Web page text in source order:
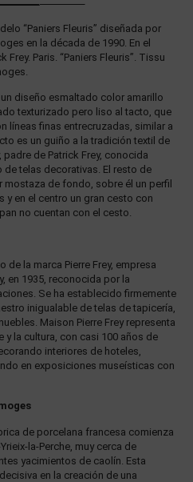
“Paniers Fleuris” diseñada por
en la década de 1990. En el
Frey. Paris. “Paniers Fleuris”. Tissu
diseño esmaltado color amarillo
texturizado pero liso al tacto, que
líneas finas entrecruzadas, similar a
es un guiño a la tradición textil de
padre de Patrick Frey, conocida
telas decorativas. El resto de
de fondo, sobre él un perfil
en el centro un gran cesto con
no cuentan con el cesto.
de la marca Pierre Frey, empresa
en 1935, reconocida por la
Se ha establecido firmemente
inigualable de telas de tapicería,
Maison Pierre Frey representa
y la cultura, con casi 100 años de
interiores de hoteles,
en exposiciones museísticas con
de porcelana francesa comienza
la-Perche, muy cerca de
yacimientos de caolín. Esta
en la creación de una